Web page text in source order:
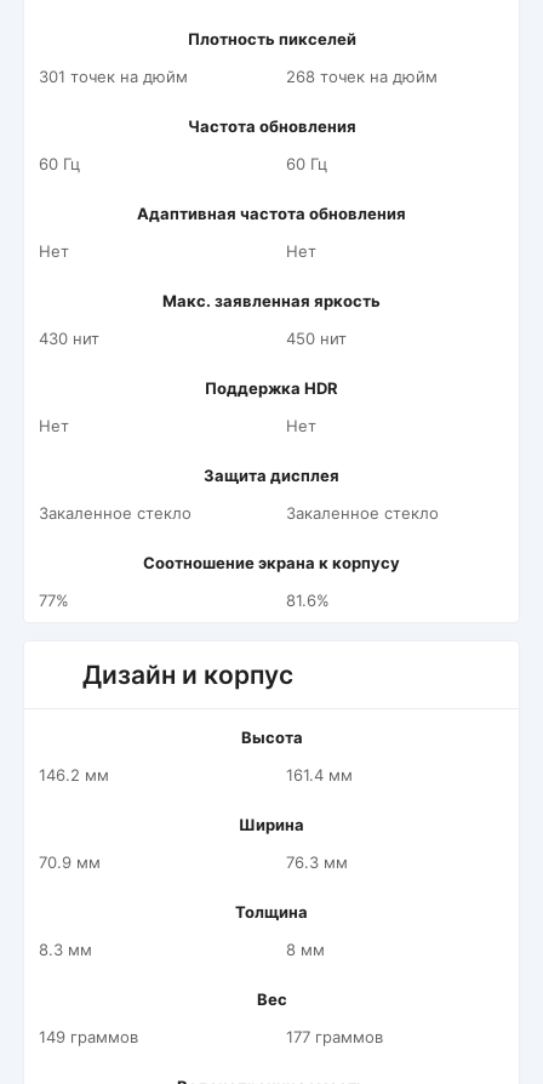
Плотность пикселей
301 точек на дюйм
268 точек на дюйм
Частота обновления
60 Гц
60 Гц
Адаптивная частота обновления
Нет
Нет
Макс. заявленная яркость
430 нит
450 нит
Поддержка HDR
Нет
Нет
Защита дисплея
Закаленное стекло
Закаленное стекло
Соотношение экрана к корпусу
77%
81.6%
Дизайн и корпус
Высота
146.2 мм
161.4 мм
Ширина
70.9 мм
76.3 мм
Толщина
8.3 мм
8 мм
Вес
149 граммов
177 граммов